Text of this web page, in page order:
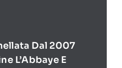
Dal 2007
L’Abbaye E